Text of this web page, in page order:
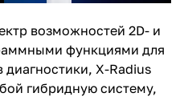
возможностей 2D- и
функциями для
диагностики, X-Radius
гибридную систему,